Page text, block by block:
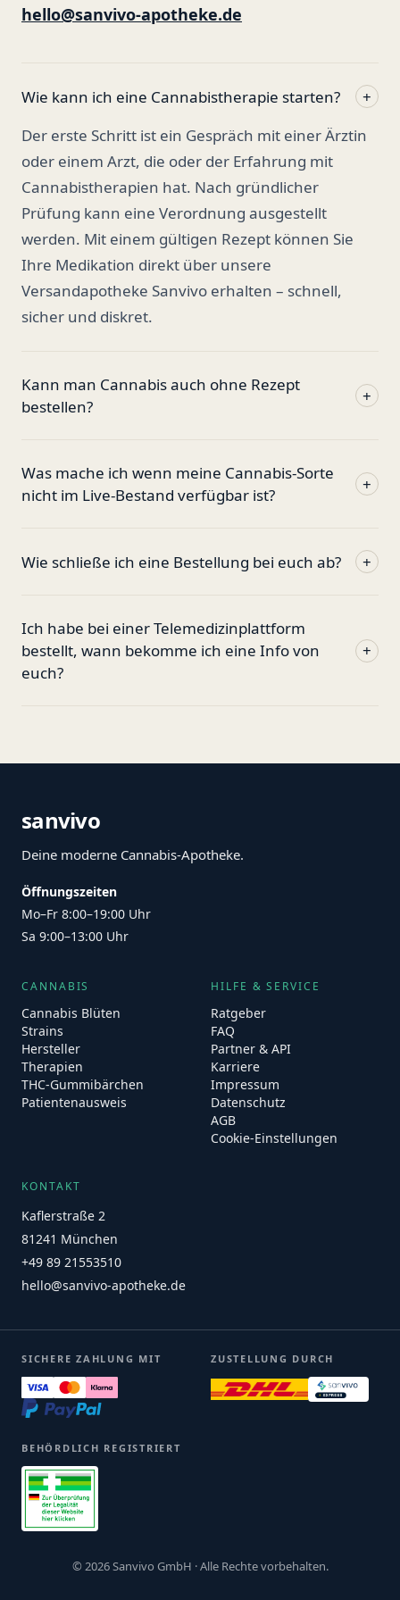
hello@sanvivo-apotheke.de
Wie kann ich eine Cannabistherapie starten?
+
Der erste Schritt ist ein Gespräch mit einer Ärztin
oder einem Arzt, die oder der Erfahrung mit
Cannabistherapien hat. Nach gründlicher
Prüfung kann eine Verordnung ausgestellt
werden. Mit einem gültigen Rezept können Sie
Ihre Medikation direkt über unsere
Versandapotheke Sanvivo erhalten – schnell,
sicher und diskret.
Kann man Cannabis auch ohne Rezept
bestellen?
+
Was mache ich wenn meine Cannabis-Sorte
nicht im Live-Bestand verfügbar ist?
+
Wie schließe ich eine Bestellung bei euch ab? +
Ich habe bei einer Telemedizinplattform
bestellt, wann bekomme ich eine Info von
euch?
+
sanvivo
Deine moderne Cannabis-Apotheke.
Öffnungszeiten
Mo–Fr 8:00–19:00 Uhr
Sa 9:00–13:00 Uhr
CANNABIS
Cannabis Blüten
Strains
Hersteller
Therapien
THC-Gummibärchen
Patientenausweis
HILFE & SERVICE
Ratgeber
FAQ
Partner & API
Karriere
Impressum
Datenschutz
AGB
Cookie-Einstellungen
KONTAKT
Kaflerstraße 2
81241 München
+49 89 21553510
hello@sanvivo-apotheke.de
SICHERE ZAHLUNG MIT ZUSTELLUNG DURCH
BEHÖRDLICH REGISTRIERT
© 2026 Sanvivo GmbH · Alle Rechte vorbehalten.